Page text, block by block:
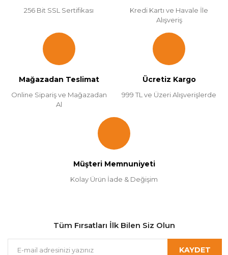
256 Bit SSL Sertifikası
Kredi Kartı ve Havale İle
Alışveriş
Mağazadan Teslimat
Online Sipariş ve Mağazadan
Al
Ücretiz Kargo
999 TL ve Üzeri Alışverişlerde
Müşteri Memnuniyeti
Kolay Ürün İade & Değişim
Tüm Fırsatları İlk Bilen Siz Olun
KAYDET